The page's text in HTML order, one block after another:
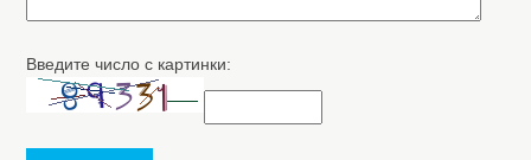
Введите число с картинки: